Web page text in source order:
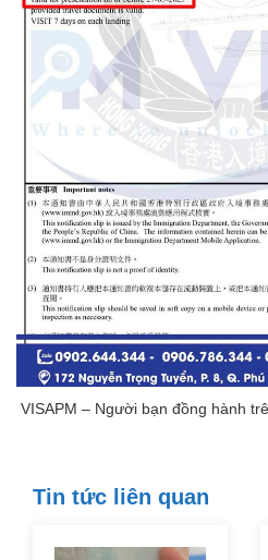
VISAPM – Người bạn đồng hành
Tin tức liên quan